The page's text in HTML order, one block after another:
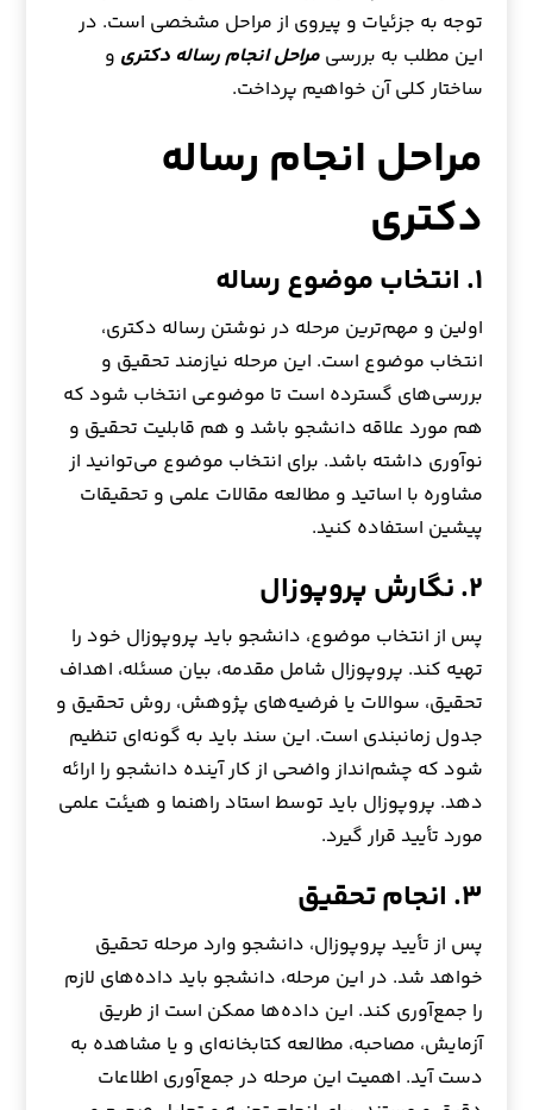
توجه به جزئیات و پیروی از مراحل مشخصی است. در
این مطلب به بررسیمراحل انجام رساله دکتری و
ساختار کلی آن خواهیم پرداخت.
مراحل انجام رساله
دکتری
۱. انتخاب موضوع رساله
اولین و مهم‌ترین مرحله در نوشتن رساله دکتری،
انتخاب موضوع است. این مرحله نیازمند تحقیق و
بررسی‌های گسترده است تا موضوعی انتخاب شود که
هم مورد علاقه دانشجو باشد و هم قابلیت تحقیق و
نوآوری داشته باشد. برای انتخاب موضوع می‌توانید از
مشاوره با اساتید و مطالعه مقالات علمی و تحقیقات
پیشین استفاده کنید.
۲. نگارش پروپوزال
پس از انتخاب موضوع، دانشجو باید پروپوزال خود را
تهیه کند. پروپوزال شامل مقدمه، بیان مسئله، اهداف
تحقیق، سوالات یا فرضیه‌های پژوهش، روش تحقیق و
جدول زمانبندی است. این سند باید به گونه‌ای تنظیم
شود که چشم‌انداز واضحی از کار آینده دانشجو را ارائه
دهد. پروپوزال باید توسط استاد راهنما و هیئت علمی
مورد تأیید قرار گیرد.
۳. انجام تحقیق
پس از تأیید پروپوزال، دانشجو وارد مرحله تحقیق
خواهد شد. در این مرحله، دانشجو باید داده‌های لازم
را جمع‌آوری کند. این داده‌ها ممکن است از طریق
آزمایش، مصاحبه، مطالعه کتابخانه‌ای و یا مشاهده به
دست آید. اهمیت این مرحله در جمع‌آوری اطلاعات